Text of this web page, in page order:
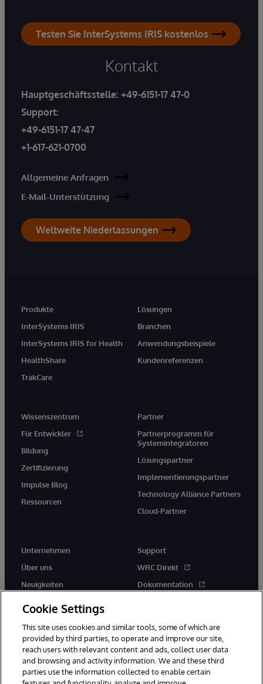
Testen Sie InterSystems IRIS kostenlos
Kontakt
Hauptgeschäftsstelle: +49-6151-17 47-0
Support:
+49-6151-17 47-47
+1-617-621-0700
Allgemeine Anfragen
E-Mail-Unterstützung
Weltweite Niederlassungen
Produkte
InterSystems IRIS
InterSystems IRIS for Health
HealthShare
TrakCare
Lösungen
Branchen
Anwendungsbeispiele
Kundenreferenzen
Wissenszentrum
Für Entwickler
Bildung
Zertifizierung
Impulse Blog
Ressourcen
Partner
Partnerprogramm für
Systemintegratoren
Lösungspartner
Implementierungspartner
Technology Alliance Partners
Cloud-Partner
Unternehmen
Über uns
Neuigkeiten
Support
WRC Direkt
Dokumentation
Cookie Settings
This site uses cookies and similar tools, some of which are
provided by third parties, to operate and improve our site,
reach users with relevant content and ads, collect user data
and browsing and activity information. We and these third
parties use the information collected to enable certain